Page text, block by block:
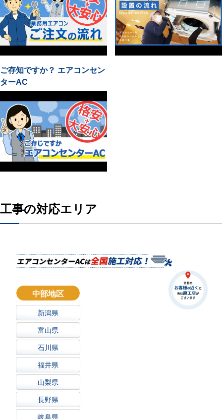
ご存知ですか？ エアコンセン
ターAC
工事の対応エリア
中部地区
新潟県
富山県
石川県
福井県
山梨県
長野県
岐阜県